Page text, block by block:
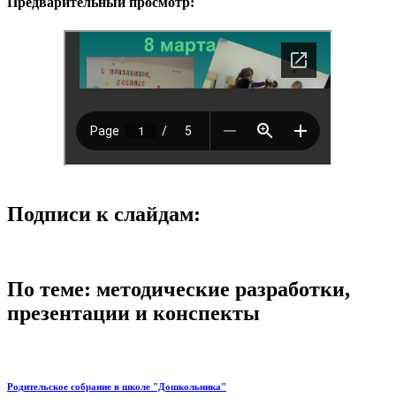
Подписи к слайдам:
По теме: методические разработки,
презентации и конспекты
Родительское собрание в школе "Дошкольника"